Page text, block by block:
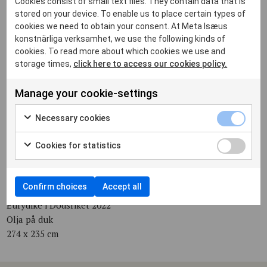
The Seeker 2021
Olja på duk
75 x 75 cm
Orfeus och Eurydike i Hades 2022
Olja på duk
152 x 278 cm
Eurydike i Dödsriket 2022
Olja på duk
274 x 235 cm
stored on your device. To enable us to place certain types of
cookies we need to obtain your consent. At Meta Isæus
konstnärliga verksamhet, we use the following kinds of
cookies. To read more about which cookies we use and
storage times, click here to access our cookies policy.
Manage your cookie-settings
Necessary cookies
Cookies for statistics
Confirm choices Accept all